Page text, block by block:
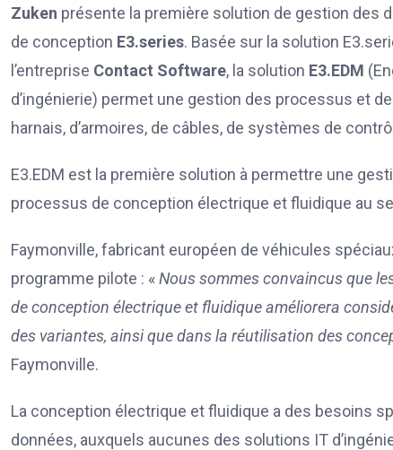
Zuken présente la première solution de gestion des
de conception E3.series. Basée sur la solution
l’entreprise Contact Software, la solution E3.EDM
d’ingénierie) permet une gestion des processus et
harnais, d’armoires, de câbles, de systèmes de
E3.EDM est la première solution à permettre une
processus de conception électrique et fluidique au
Faymonville, fabricant européen de véhicules
programme pilote : «Nous sommes convaincus que
de conception électrique et fluidique améliorera
des variantes, ainsi que dans la réutilisation des
Faymonville.
La conception électrique et fluidique a des besoins
données, auxquels aucunes des solutions IT